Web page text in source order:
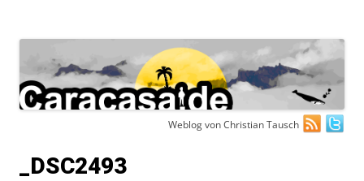
Weblog von Christian Tausch
_DSC2493